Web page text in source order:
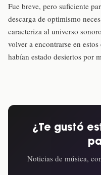
Fue breve, pero suficiente
descarga de optimismo
caracteriza al universo
volver a encontrarse en
habían estado desiertos por
¿Te gustó
Noticias de música,